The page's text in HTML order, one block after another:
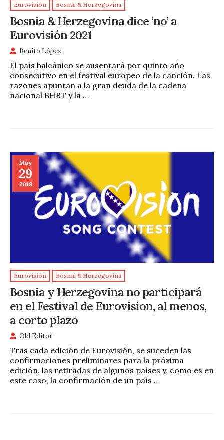
Eurovisión Bosnia & Herzegovina
Bosnia & Herzegovina dice ‘no’ a
Eurovisión 2021
Benito López
El país balcánico se ausentará por quinto año
consecutivo en el festival europeo de la canción. Las
razones apuntan a la gran deuda de la cadena
nacional BHRT y la …
May
29
2018
Eurovisión Bosnia & Herzegovina
Bosnia y Herzegovina no participará
en el Festival de Eurovision, al menos,
a corto plazo
Old Editor
Tras cada edición de Eurovisión, se suceden las
confirmaciones preliminares para la próxima
edición, las retiradas de algunos países y, como es en
este caso, la confirmación de un país …